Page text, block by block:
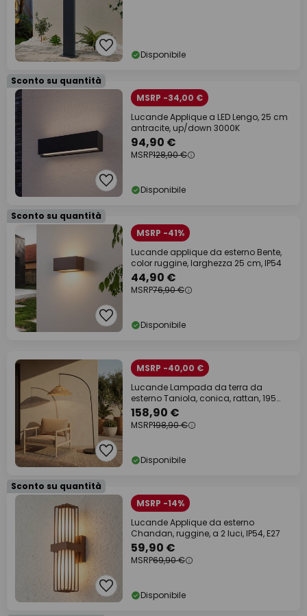
Disponibile
Sconto su quantità
MSRP -34,00 €
Lucande Applique a LED Lengo, 25 cm
antracite, up/down 3000K
94,90 €
MSRP128,90 €
Disponibile
Sconto su quantità
MSRP -41%
Lucande applique da esterno Bente,
color ruggine, larghezza 25 cm, IP54
44,90 €
MSRP76,90 €
Disponibile
MSRP -40,00 €
Lucande Lampada da terra da
esterno Taniola, conica, rattan, 195
cm, IP44
158,90 €
MSRP198,90 €
Disponibile
Sconto su quantità
MSRP -14%
Lucande Applique da esterno
Chandan, ruggine, a 2 luci, IP54, E27
59,90 €
MSRP69,90 €
Disponibile